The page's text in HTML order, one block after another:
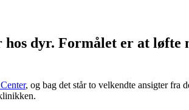
dyr. Formålet er at løfte
, og bag det står to velkendte ansigter fra